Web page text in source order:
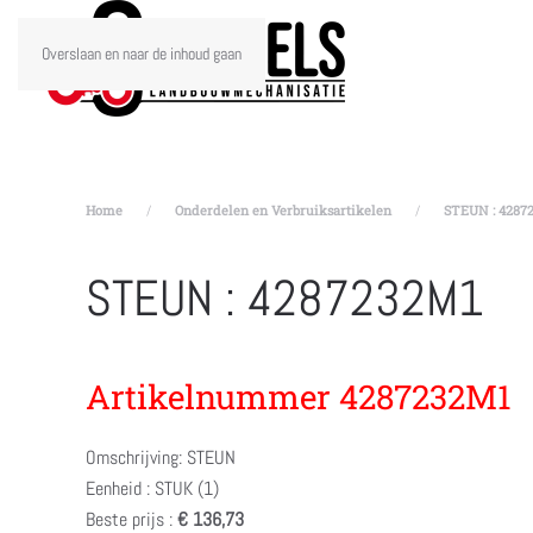
Overslaan en naar de inhoud gaan
Home Onderdelen en Verbruiksartikelen STEUN :
STEUN : 4287232M1
Artikelnummer 4287232M1
Omschrijving: STEUN
Eenheid : STUK (1)
Beste prijs :€ 136,73